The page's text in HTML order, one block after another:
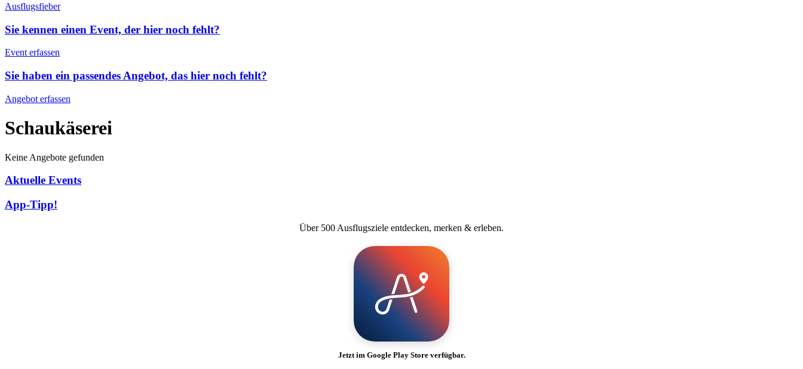
Ausflugsfieber
Sie kennen einen Event, der hier noch fehlt?
Event erfassen
Sie haben ein passendes Angebot, das hier noch fehlt?
Angebot erfassen
Schaukäserei
Keine Angebote gefunden
Aktuelle Events
App-Tipp!
Über 500 Ausflugsziele entdecken, merken & erleben.
Jetzt im Google Play Store verfügbar.